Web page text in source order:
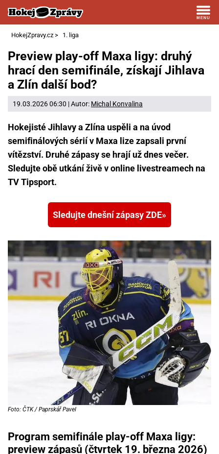
HokejZpravy.cz > 1. liga
Preview play-off Maxa ligy: druhý
hrací den semifinále, získají Jihlava
a Zlín další bod?
19.03.2026 06:30 | Autor: Michal Konvalina
Hokejisté Jihlavy a Zlína uspěli a na úvod
semifinálových sérií v Maxa lize zapsali první
vítězství. Druhé zápasy se hrají už dnes večer.
Sledujte obě utkání živě v online livestreamech na
TV Tipsport.
Sledujte dnešní zápasy ZDE
Foto: ČTK / Paprskář Pavel
Program semifinále play-off Maxa ligy:
preview zápasů (čtvrtek 19. března 2026)